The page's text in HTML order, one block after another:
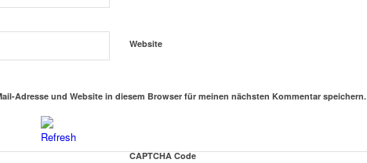
Website
Adresse und Website in diesem Browser für meinen nächsten Kommentar speichern.
CAPTCHA Code